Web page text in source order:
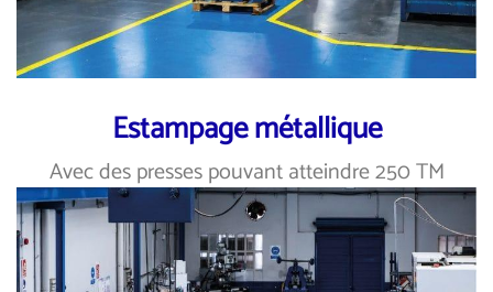
Estampage métallique
Avec des presses pouvant atteindre 250 TM